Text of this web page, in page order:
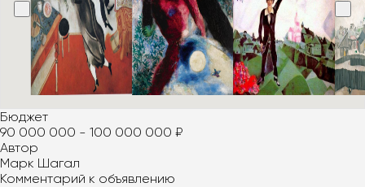
Бюджет
90 000 000 - 100 000 000 ₽
Автор
Марк Шагал
Комментарий к объявлению